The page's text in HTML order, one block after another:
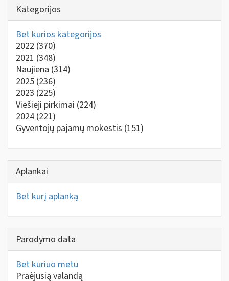
Kategorijos
Bet kurios kategorijos
2022 (370)
2021 (348)
Naujiena (314)
2025 (236)
2023 (225)
Viešieji pirkimai (224)
2024 (221)
Gyventojų pajamų mokestis (151)
Aplankai
Bet kurį aplanką
Parodymo data
Bet kuriuo metu
Praėjusią valandą